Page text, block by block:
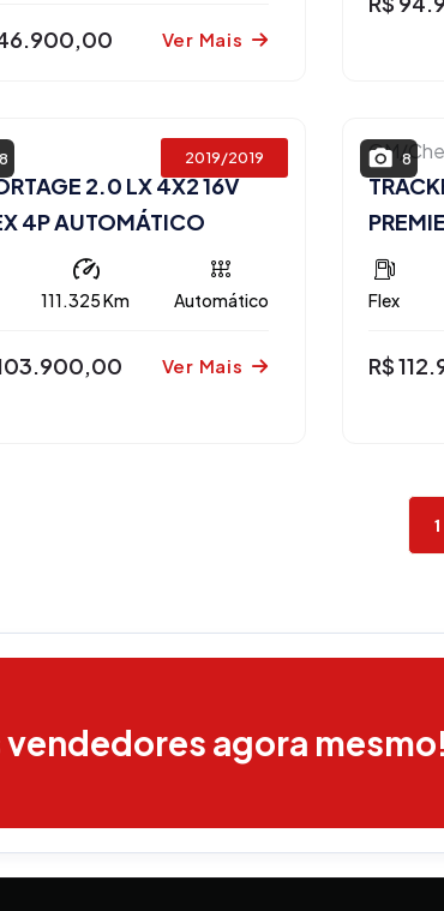
Ver Mais
8 2019/2019
2.0 LX 4X2 16V
4P AUTOMÁTICO
111.325 Km Automático
Ver Mais
8
GM/
Flex
R$
1
vendedores agora mesmo!